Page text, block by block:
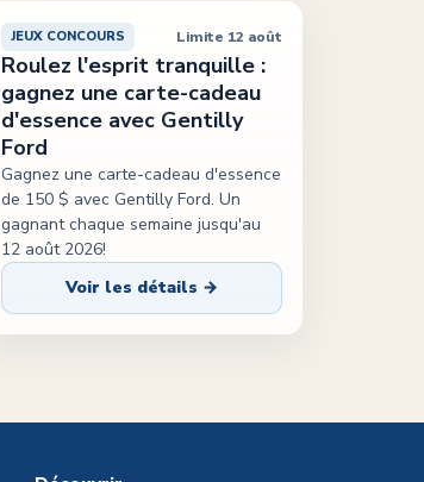
JEUX CONCOURS Limite 12 août
Roulez l'esprit tranquille :
gagnez une carte-cadeau
d'essence avec Gentilly
Ford
Gagnez une carte-cadeau d'essence
de 150 $ avec Gentilly Ford. Un
gagnant chaque semaine jusqu'au
12 août 2026!
Voir les détails →